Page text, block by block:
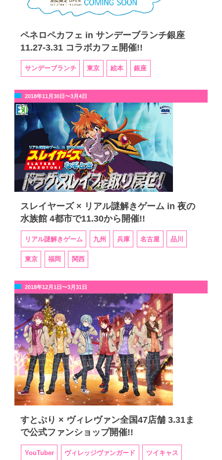
ペネロペカフェ in サンデーブランチ銀座
11.27-3.31 コラボカフェ開催!!
サンデーブランチ 東京 絵本 銀座
2018年11月30日〜3月4日
スレイヤーズ × リアル謎解きゲーム in 夜の
水族館 4都市で11.30から開催!!
リアル謎解きゲーム 九州 兵庫 名古屋 品川
東京 福岡 関西
2018年12月1日〜3月31日
すとぷり × ヴィレヴァン全国47店舗 3.31ま
で公式ファンショップ開催!!
YouTuber ヴィレッジヴァンガード ツイキャス